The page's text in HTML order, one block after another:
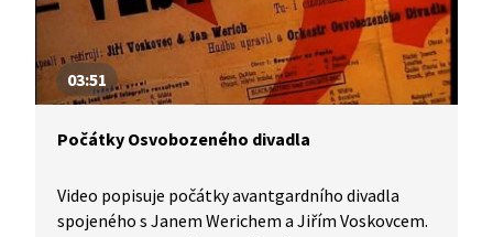
03:51
Počátky Osvobozeného divadla
Video popisuje počátky avantgardního divadla
spojeného s Janem Werichem a Jiřím Voskovcem.